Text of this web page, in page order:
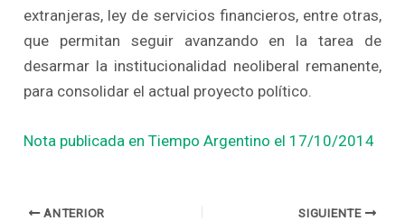
extranjeras, ley de servicios financieros, entre otras,
que permitan seguir avanzando en la tarea de
desarmar la institucionalidad neoliberal remanente,
para consolidar el actual proyecto político.
Nota publicada en Tiempo Argentino el 17/10/2014
ANTERIOR SIGUIENTE